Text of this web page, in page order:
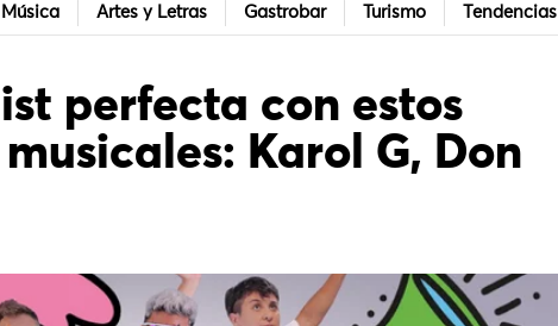
Música Artes y Letras Gastrobar Turismo Tendencias
perfecta con estos
Karol G, Don